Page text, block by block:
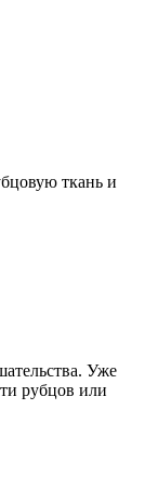
ткань и
Уже
рубцов или